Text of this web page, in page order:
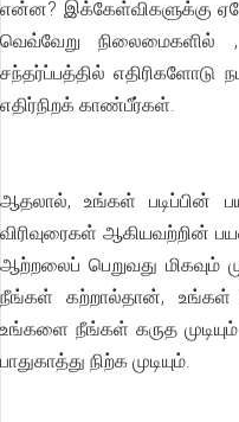
என்ன? இக்கேள்விகளுக்கு
வெவ்வேறு நிலைமைகளில் ,
சந்தர்ப்பத்தில் எதிரிகளோடு
எதிர்நிறக் காண்பீர்கள்.
ஆதலால், உங்கள் படிப்பின்
விரிவுரைகள் ஆகியவற்றின்
ஆற்றலைப் பெறுவது மிகவும்
நீங்கள் கற்றால்தான், உங்கள்
உங்களை நீங்கள் கருத
பாதுகாத்து நிற்க முடியும்.